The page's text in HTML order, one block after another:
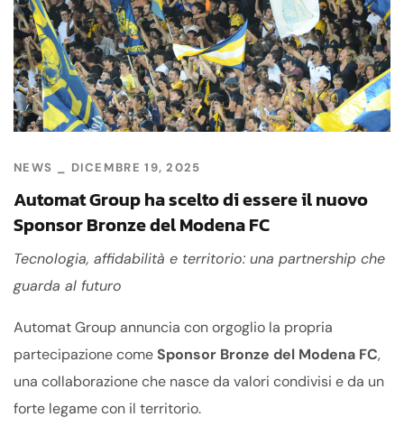
NEWS DICEMBRE 19, 2025
Automat Group ha scelto di essere il nuovo
Sponsor Bronze del Modena FC
Tecnologia, affidabilità e territorio: una partnership che
guarda al futuro
Automat Group annuncia con orgoglio la propria
partecipazione comeSponsor Bronze del Modena FC,
una collaborazione che nasce da valori condivisi e da un
forte legame con il territorio.